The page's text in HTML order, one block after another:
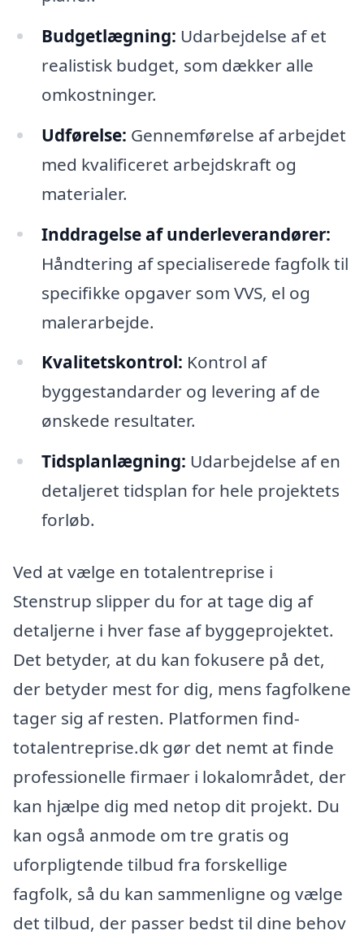
Budgetlægning: Udarbejdelse af et
realistisk budget, som dækker alle
omkostninger.
Udførelse: Gennemførelse af arbejdet
med kvalificeret arbejdskraft og
materialer.
Inddragelse af underleverandører:
Håndtering af specialiserede fagfolk til
specifikke opgaver som VVS, el og
malerarbejde.
Kvalitetskontrol: Kontrol af
byggestandarder og levering af de
ønskede resultater.
Tidsplanlægning: Udarbejdelse af en
detaljeret tidsplan for hele projektets
forløb.
Ved at vælge en totalentreprise i
Stenstrup slipper du for at tage dig af
detaljerne i hver fase af byggeprojektet.
Det betyder, at du kan fokusere på det,
der betyder mest for dig, mens fagfolkene
tager sig af resten. Platformen find-
totalentreprise.dk gør det nemt at finde
professionelle firmaer i lokalområdet, der
kan hjælpe dig med netop dit projekt. Du
kan også anmode om tre gratis og
uforpligtende tilbud fra forskellige
fagfolk, så du kan sammenligne og vælge
det tilbud, der passer bedst til dine behov